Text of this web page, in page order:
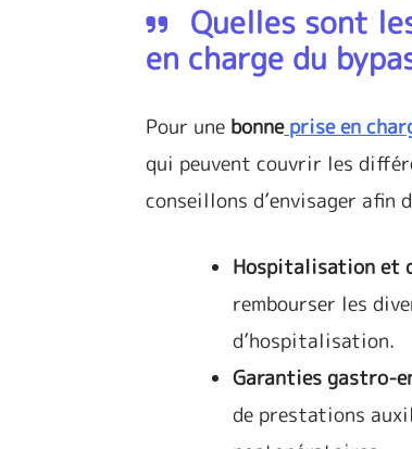
Quelles sont
en charge du
Pour une bonneprise en
qui peuvent couvrir les
conseillons d’envisager afin
Hospitalisation et
rembourser les
d’hospitalisation.
Garanties gastro-
de prestations